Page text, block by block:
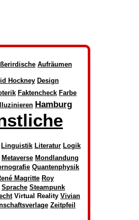
Aufräumen
Hockney Design
Faktencheck Farbe
Hamburg
Linguistik Literatur Logik
Metaverse Mondlandung
Quantenphysik
Magritte Roy
Sprache Steampunk
Virtual Reality Vivian
Zeitpfeil